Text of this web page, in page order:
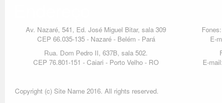
Av. Nazaré, 541, Ed. José Miguel Bitar, sala 309
CEP 66.035-135 - Nazaré - Belém - Pará
E-
Rua. Dom Pedro II, 637B, sala 502.
CEP 76.801-151 - Caiari - Porto Velho - RO
E-
Copyright (c) Site Name 2016. All rights reserved.